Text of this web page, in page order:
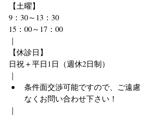
【土曜】
9：30～13：30
15：00～17：00
｜
【休診日】
日祝＋平日1日（週休2日制）
｜
条件面交渉可能ですので、ご遠慮
なくお問い合わせ下さい！
｜